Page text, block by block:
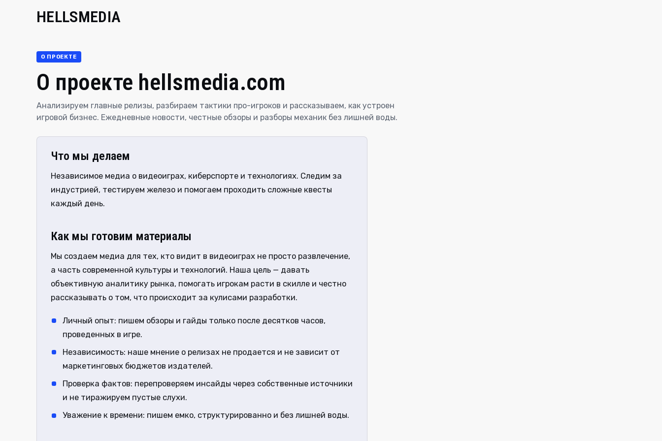
HELLSMEDIA
О ПРОЕКТЕ
О проекте hellsmedia.com
Анализируем главные релизы, разбираем тактики про-игроков и рассказываем, как устроен
игровой бизнес. Ежедневные новости, честные обзоры и разборы механик без лишней воды.
Что мы делаем
Независимое медиа о видеоиграх, киберспорте и технологиях. Следим за
индустрией, тестируем железо и помогаем проходить сложные квесты
каждый день.
Как мы готовим материалы
Мы создаем медиа для тех, кто видит в видеоиграх не просто развлечение,
а часть современной культуры и технологий. Наша цель — давать
объективную аналитику рынка, помогать игрокам расти в скилле и честно
рассказывать о том, что происходит за кулисами разработки.
Личный опыт: пишем обзоры и гайды только после десятков часов,
проведенных в игре.
Независимость: наше мнение о релизах не продается и не зависит от
маркетинговых бюджетов издателей.
Проверка фактов: перепроверяем инсайды через собственные источники
и не тиражируем пустые слухи.
Уважение к времени: пишем емко, структурированно и без лишней воды.